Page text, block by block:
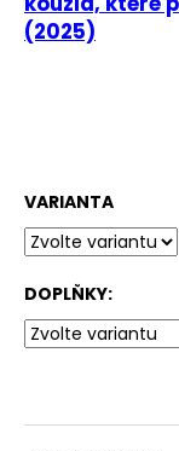
(2025)
VARIANTA
DOPLŇKY:
D
o
u
j
e
e